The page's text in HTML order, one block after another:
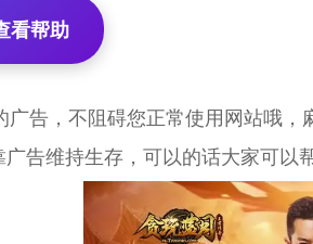
看帮助
告，不阻碍您正常使用网站哦
广告维持生存，可以的话大家可以